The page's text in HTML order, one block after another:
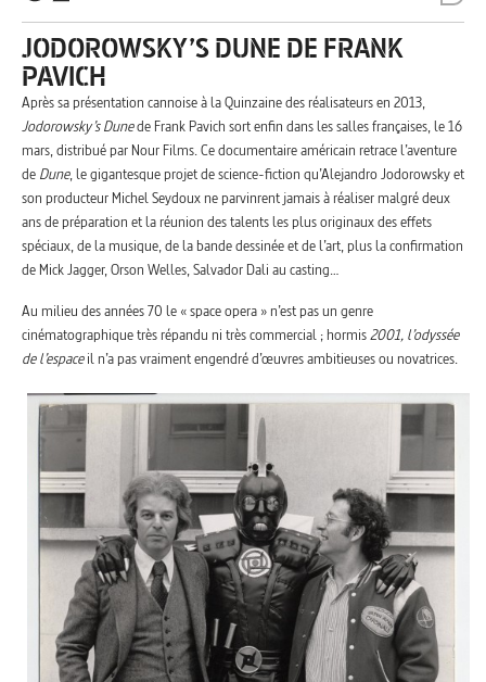
JODOROWSKY’S DUNE DE FRANK
PAVICH
Après sa présentation cannoise à la Quinzaine des réalisateurs en 2013,
Jodorowsky’s Dunede Frank Pavich sort enfin dans les salles françaises, le 16
mars, distribué par Nour Films. Ce documentaire américain retrace l’aventure
de Dune, le gigantesque projet de science-fiction qu’Alejandro Jodorowsky et
son producteur Michel Seydoux ne parvinrent jamais à réaliser malgré deux
ans de préparation et la réunion des talents les plus originaux des effets
spéciaux, de la musique, de la bande dessinée et de l’art, plus la confirmation
de Mick Jagger, Orson Welles, Salvador Dali au casting…
Au milieu des années 70 le « space opera » n’est pas un genre
cinématographique très répandu ni très commercial ; hormis2001, l’odyssée
de l’espaceil n’a pas vraiment engendré d’œuvres ambitieuses ou novatrices.